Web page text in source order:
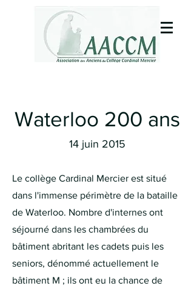
Waterloo 200 ans
14 juin 2015
Le collège Cardinal Mercier est situé
dans l'immense périmètre de la bataille
de Waterloo. Nombre d'internes ont
séjourné dans les chambrées du
bâtiment abritant les cadets puis les
seniors, dénommé actuellement le
bâtiment M ; ils ont eu la chance de